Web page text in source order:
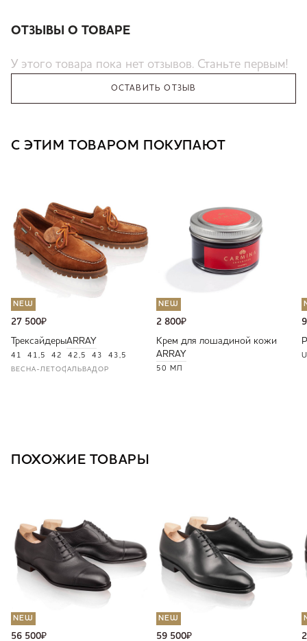
ОТЗЫВЫ О ТОВАРЕ
У этого товара пока нет отзывов. Станьте первым!
ОСТАВИТЬ ОТЗЫВ
С ЭТИМ ТОВАРОМ ПОКУПАЮТ
NEW
27 500₽
ТрексайдерыARRAY
41 41,5 42 42,5 43 43,5
ВЕСНА-ЛЕТОСАЛЬВАДОР
NEW
2 800₽
Крем для лошадиной кожи
ARRAY
50 МЛ
ПОХОЖИЕ ТОВАРЫ
NEW
56 500₽
NEW
59 500₽